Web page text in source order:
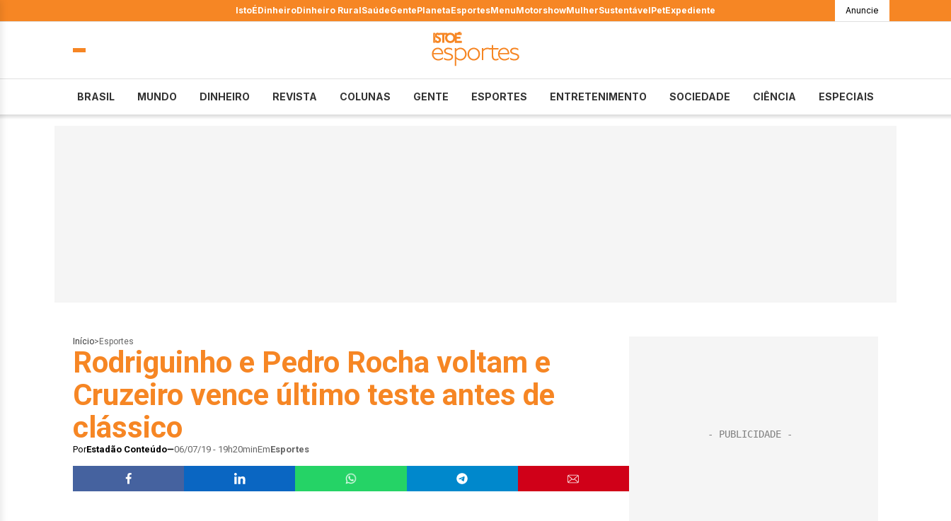
IstoÉDinheiroDinheiro RuralSaúdeGentePlanetaEsportesMenuMotorshowMulherSustentávelPetExpediente Anuncie
BRASIL MUNDO DINHEIRO REVISTA COLUNAS GENTE ESPORTES ENTRETENIMENTO SOCIEDADE CIÊNCIA ESPECIAIS
Início> Esportes
Rodriguinho e Pedro Rocha voltam e
Cruzeiro vence último teste antes de
clássico
PorEstadão Conteúdo 06/07/19 - 19h20minEmEsportes